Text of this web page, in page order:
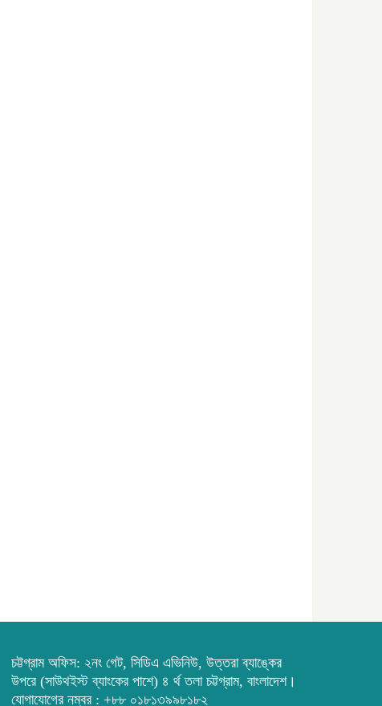
চট্টগ্রাম অফিস: ২নং গেট, সিডিএ এভিনিউ, উত্তরা ব্যাঙ্কের
উপরে (সাউথইস্ট ব্যাংকের পাশে) ৪ র্থ তলা চট্টগ্রাম, বাংলাদেশ।
যোগাযোগের নম্বর : +৮৮ ০১৮১৩৯৯৮১৮২